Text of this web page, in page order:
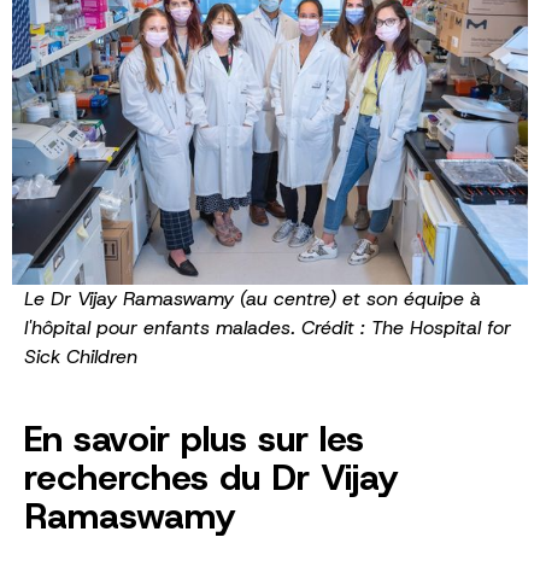
Le Dr Vijay Ramaswamy (au centre) et son équipe à
l'hôpital pour enfants malades. Crédit : The Hospital for
Sick Children
En savoir plus sur les
recherches du Dr Vijay
Ramaswamy